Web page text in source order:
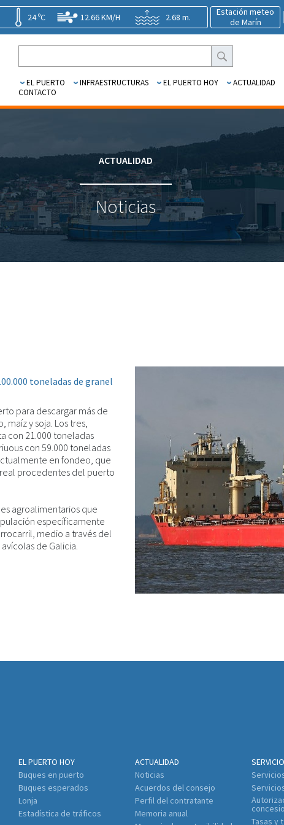
24 ºC 12.66 KM/H 2.68 m.
Estación meteo
de Marín
EL PUERTO INFRAESTRUCTURAS EL PUERTO HOY ACTUALIDAD
CONTACTO
ACTUALIDAD
Noticias
toneladas de granel
para descargar más de
maíz y soja. Los tres,
con 21.000 toneladas
con 59.000 toneladas
en fondeo, que
procedentes del puerto
agroalimentarios que
específicamente
medio a través del
de Galicia.
EL PUERTO HOY
Buques en puerto
Buques esperados
Lonja
Estadística de tráficos
ACTUALIDAD
Noticias
Acuerdos del consejo
Perfil del contratante
Memoria anual
Tasas y